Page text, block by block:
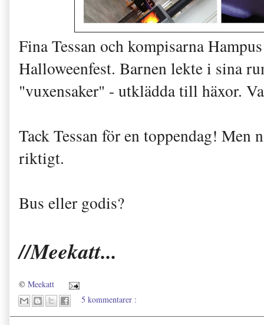
Fina Tessan och kompisarna
Halloweenfest. Barnen lekte i sina
"vuxensaker" - utklädda till häxor.
Tack Tessan för en toppendag! Men
riktigt.
Bus eller godis?
//Meekatt...
© Meekatt
5 kommentarer :